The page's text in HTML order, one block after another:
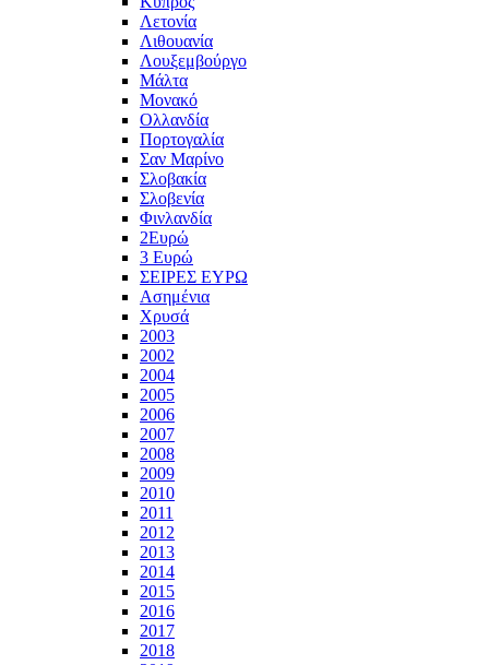
Λετονία
Λιθουανία
Λουξεμβούργο
Μάλτα
Μονακό
Ολλανδία
Πορτογαλία
Σαν Μαρίνο
Σλοβακία
Σλοβενία
Φινλανδία
2Ευρώ
3 Ευρώ
ΣΕΙΡΕΣ ΕΥΡΩ
Ασημένια
Χρυσά
2003
2002
2004
2005
2006
2007
2008
2009
2010
2011
2012
2013
2014
2015
2016
2017
2018